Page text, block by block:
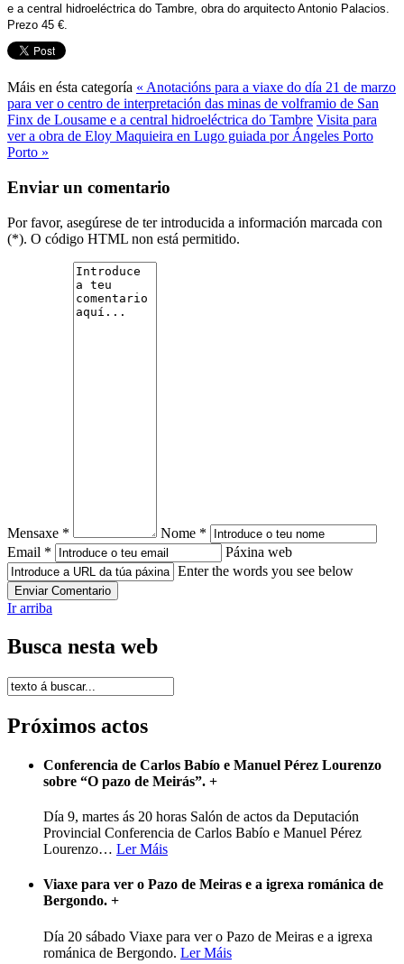
e a central hidroeléctrica do Tambre, obra do arquitecto Antonio Palacios.
Prezo 45 €.
Máis en ésta categoría « Anotacións para a viaxe do día 21 de marzo
para ver o centro de interpretación das minas de volframio de San
Finx de Lousame e a central hidroeléctrica do Tambre Visita para
ver a obra de Eloy Maquieira en Lugo guiada por Ángeles Porto
Porto »
Enviar un comentario
Por favor, asegúrese de ter introducida a información marcada con
(*). O código HTML non está permitido.
Mensaxe *
Nome *
Email *
Páxina web
Enter the words you see below
Ir arriba
Busca nesta web
Próximos actos
Conferencia de Carlos Babío e Manuel Pérez Lourenzo
sobre “O pazo de Meirás”. +
Día 9, martes ás 20 horas Salón de actos da Deputación
Provincial Conferencia de Carlos Babío e Manuel Pérez
Lourenzo… Ler Máis
Viaxe para ver o Pazo de Meiras e a igrexa románica de
Bergondo. +
Día 20 sábado Viaxe para ver o Pazo de Meiras e a igrexa
románica de Bergondo. Ler Máis